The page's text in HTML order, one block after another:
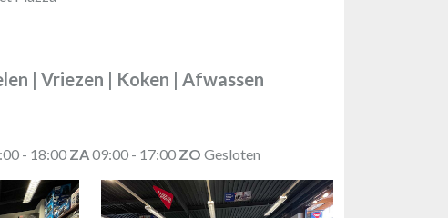
| Vriezen | Koken | Afwassen
- 18:00 ZA09:00 - 17:00 ZO Gesloten